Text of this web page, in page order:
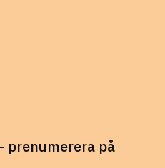
prenumerera på